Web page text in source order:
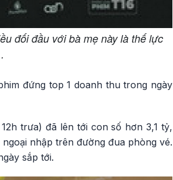
đối đầu với bà mẹ này là thế lực
đứng top 1 doanh thu trong ngày
trưa) đã lên tới con số hơn 3,1 tỷ,
nhập trên đường đua phòng vé.
sắp tới.